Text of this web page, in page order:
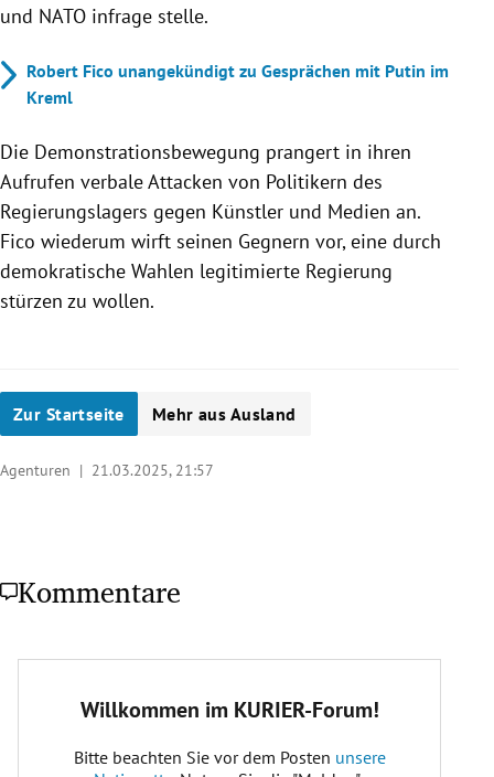
und NATO infrage stelle.
Robert Fico unangekündigt zu Gesprächen mit Putin im
Kreml
Die Demonstrationsbewegung prangert in ihren
Aufrufen verbale Attacken von Politikern des
Regierungslagers gegen Künstler und Medien an.
Fico wiederum wirft seinen Gegnern vor, eine durch
demokratische Wahlen legitimierte Regierung
stürzen zu wollen.
Zur Startseite Mehr aus Ausland
Agenturen | 21.03.2025, 21:57
Kommentare